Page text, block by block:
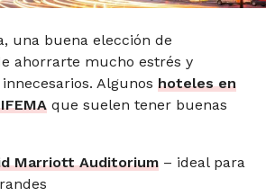
una buena elección de
ahorrarte mucho estrés y
Algunos hoteles en
que suelen tener buenas
Marriott Auditorium – ideal para